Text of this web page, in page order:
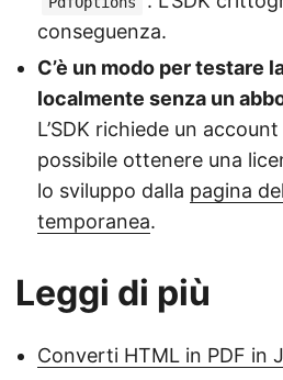
conseguenza.
C’è un modo per testare
localmente senza un
L’SDK richiede un
possibile ottenere una
lo sviluppo dalla pagina
temporanea.
Leggi di più
Converti HTML in PDF in